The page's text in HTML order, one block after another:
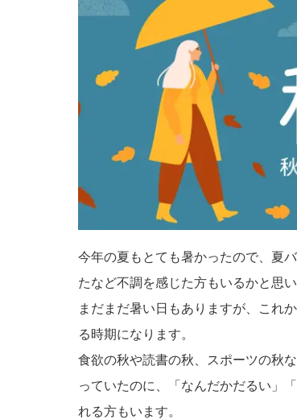
今年の夏もとても暑かったので、夏
たなど不調を感じた方もいるかと思い
まだまだ暑い日もありますが、これ
る時期になります。
食欲の秋や読書の秋、スポーツの秋
っていたのに、「なんだかだるい」
れる方もいます。